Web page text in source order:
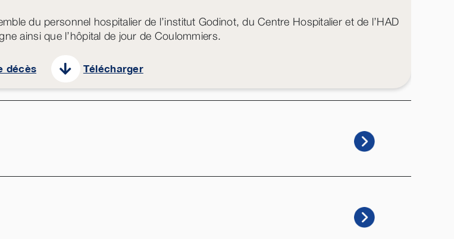
du personnel hospitalier de l’institut Godinot, du Centre Hospitalier et de l’HAD
ainsi que l’hôpital de jour de Coulommiers.
décès Télécharger